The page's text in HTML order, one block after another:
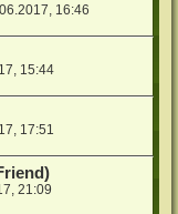
16:46
15:44
17:51
21:09